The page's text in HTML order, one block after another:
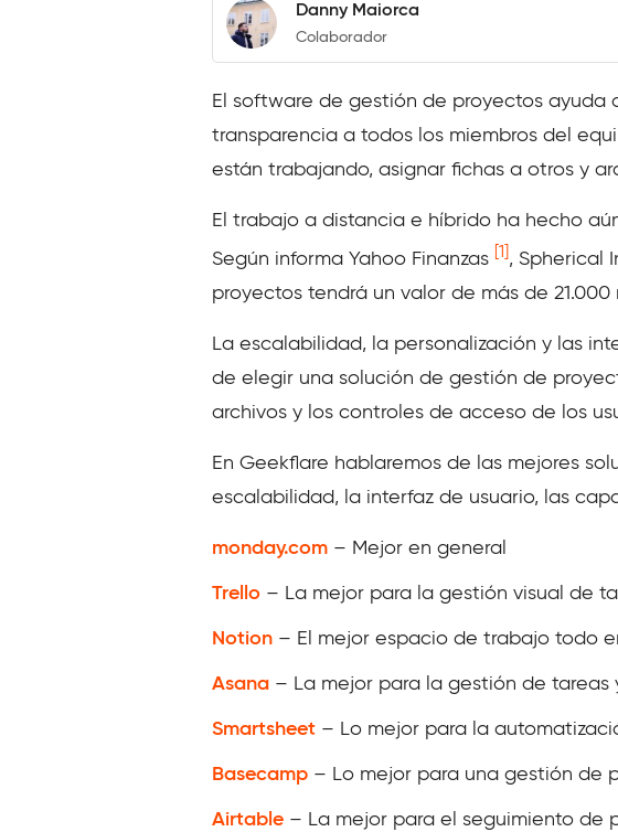
Danny Maiorca
Colaborador
El software de gestión de proyectos ayuda
transparencia a todos los miembros del
están trabajando, asignar fichas a otros y
El trabajo a distancia e híbrido ha hecho
Según informa Yahoo Finanzas [1] , Spherical
proyectos tendrá un valor de más de
La escalabilidad, la personalización y las
de elegir una solución de gestión de
archivos y los controles de acceso de los
En Geekflare hablaremos de las mejores
escalabilidad, la interfaz de usuario, las
monday.com – Mejor en general
Trello – La mejor para la gestión visual de
Notion – El mejor espacio de trabajo todo
Asana – La mejor para la gestión de tareas
Smartsheet – Lo mejor para la
Basecamp – Lo mejor para una gestión de
Airtable – La mejor para el seguimiento de